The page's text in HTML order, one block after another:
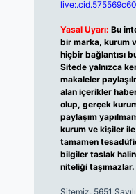
Yasal Uyarı: Bu
bir marka, kurum
hiçbir bağlantısı
Sitede yalnızca
makaleler
alan içerikler
olup, gerçek
paylaşım
kurum ve kişiler
tamamen
bilgiler taslak
niteliği taşımazlar.
Sitemiz, 5651